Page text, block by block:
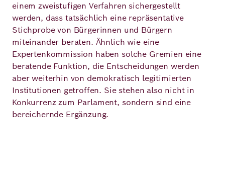
einem zweistufigen Verfahren sichergestellt
werden, dass tatsächlich eine repräsentative
Stichprobe von Bürgerinnen und Bürgern
miteinander beraten. Ähnlich wie eine
Expertenkommission haben solche Gremien eine
beratende Funktion, die Entscheidungen werden
aber weiterhin von demokratisch legitimierten
Institutionen getroffen. Sie stehen also nicht in
Konkurrenz zum Parlament, sondern sind eine
bereichernde Ergänzung.